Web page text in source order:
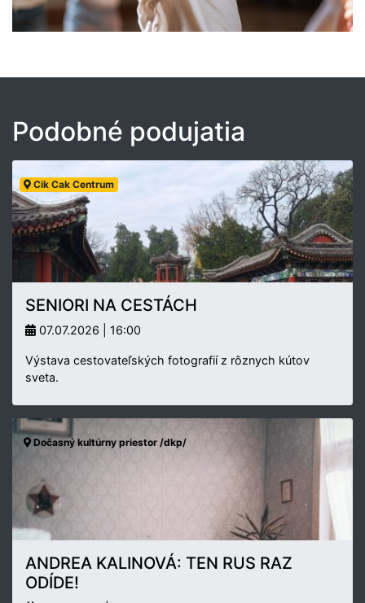
Podobné podujatia
Cik Cak Centrum
SENIORI NA CESTÁCH
07.07.2026 | 16:00
Výstava cestovateľských fotografií z rôznych kútov
sveta.
Dočasný kultúrny priestor /dkp/
ANDREA KALINOVÁ: TEN RUS RAZ
ODÍDE!